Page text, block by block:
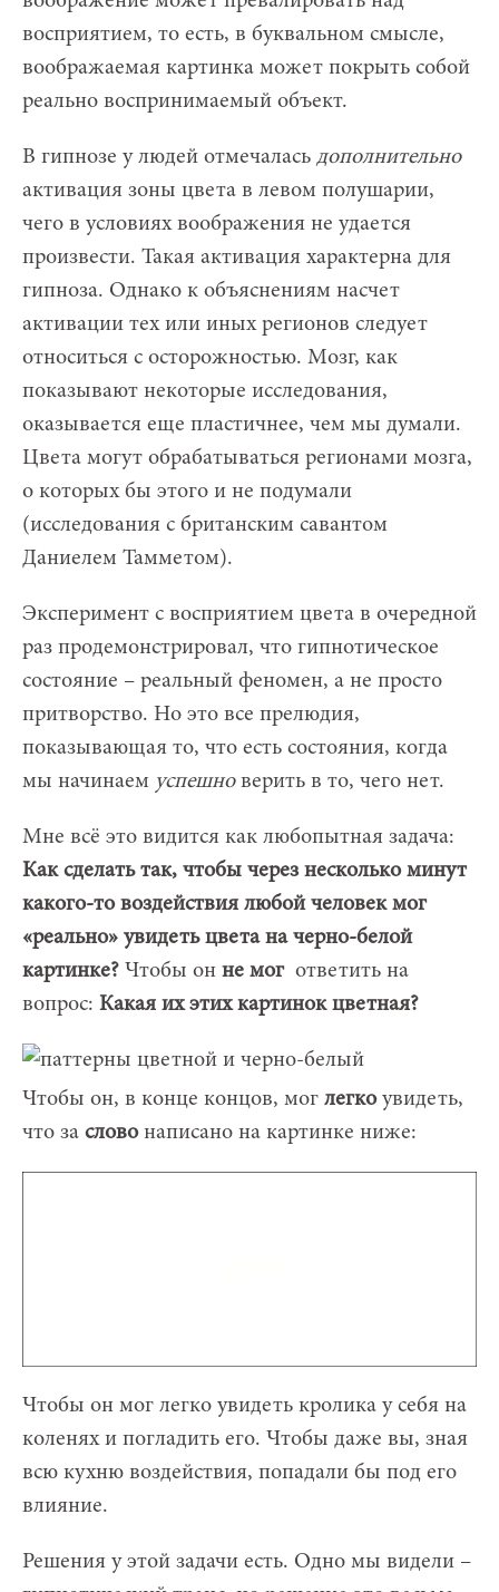
восприятием, то есть, в буквальном смысле,
воображаемая картинка может покрыть собой
реально воспринимаемый объект.
В гипнозе у людей отмечалась дополнительно
активация зоны цвета в левом полушарии,
чего в условиях воображения не удается
произвести. Такая активация характерна для
гипноза. Однако к объяснениям насчет
активации тех или иных регионов следует
относиться с осторожностью. Мозг, как
показывают некоторые исследования,
оказывается еще пластичнее, чем мы думали.
Цвета могут обрабатываться регионами мозга,
о которых бы этого и не подумали
(исследования с британским савантом
Даниелем Тамметом).
Эксперимент с восприятием цвета в очередной
раз продемонстрировал, что гипнотическое
состояние – реальный феномен, а не просто
притворство. Но это все прелюдия,
показывающая то, что есть состояния, когда
мы начинаем успешноверить в то, чего нет.
Мне всё это видится как любопытная задача:
Как сделать так, чтобы через несколько минут
какого-то воздействия любой человек мог
«реально» увидеть цвета на черно-белой
картинке? Чтобы он не могответить на
вопрос: Какая их этих картинок цветная?
Чтобы он, в конце концов, мог легкоувидеть,
что за словонаписано на картинке ниже:
Чтобы он мог легко увидеть кролика у себя на
коленях и погладить его. Чтобы даже вы, зная
всю кухню воздействия, попадали бы под его
влияние.
Решения у этой задачи есть. Одно мы видели –